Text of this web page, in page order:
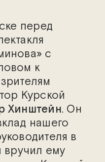
перед
с
к
Курской
Хинштейн. Он
нашего
в
вручил ему